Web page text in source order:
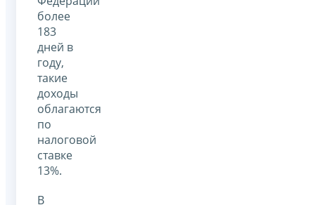
более
183
дней в
году,
такие
доходы
облагаются
по
налоговой
ставке
13%.
В